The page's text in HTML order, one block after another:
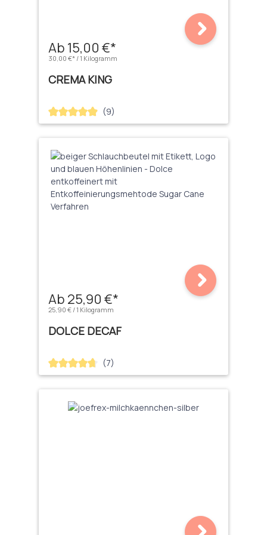
Ab 15,00 €*
30,00 €* / 1 Kilogramm
CREMA KING
Durchschnittliche Bewertung von 4.89 von 5 Sternen
(9)
Ab 25,90 €*
25,90 € / 1 Kilogramm
DOLCE DECAF
Durchschnittliche Bewertung von 4.71 von 5 Sternen
(7)